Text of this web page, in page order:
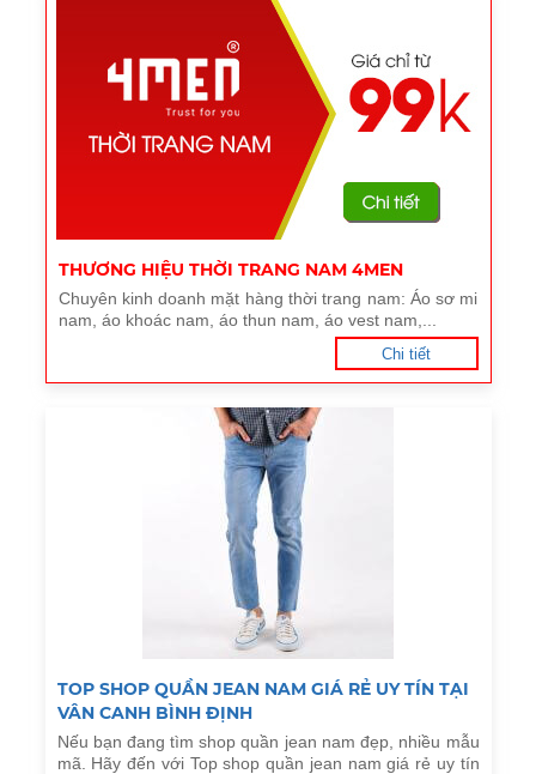
THƯƠNG HIỆU THỜI TRANG NAM 4MEN
Chuyên kinh doanh mặt hàng thời trang nam: Áo sơ mi
nam, áo khoác nam, áo thun nam, áo vest nam,...
Chi tiết
TOP SHOP QUẦN JEAN NAM GIÁ RẺ UY TÍN TẠI
VÂN CANH BÌNH ĐỊNH
Nếu bạn đang tìm shop quần jean nam đẹp, nhiều mẫu
mã. Hãy đến với Top shop quần jean nam giá rẻ uy tín